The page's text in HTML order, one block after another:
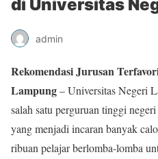
di Universitas
admin
Rekomendasi Jurusan
Lampung– Universitas Negeri
salah satu perguruan tinggi
yang menjadi incaran banyak
ribuan pelajar berlomba-lomba